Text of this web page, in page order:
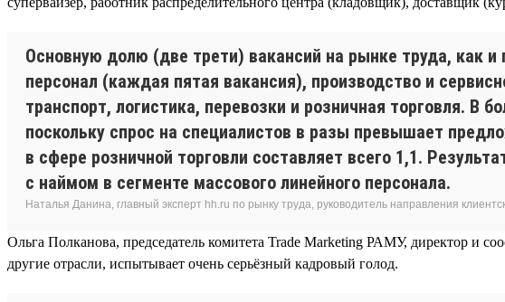
Основную долю (две трети) вакансий на рынке труда, как
персонал (каждая пятая вакансия), производство и
транспорт, логистика, перевозки и розничная торговля. В
поскольку спрос на специалистов в разы превышает
в сфере розничной торговли составляет всего 1,1.
с наймом в сегменте массового линейного персонала.
Наталья Данина, главный эксперт hh.ru по рынку труда, руководитель направления
Ольга Полканова, председатель комитета Trade Marketing РАМУ, директор и
другие отрасли, испытывает очень серьёзный кадровый голод.